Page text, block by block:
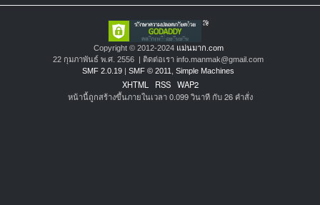
Copyright © 2012-2024 แม่นมาก.com
22 กุมภาพันธ์ พ.ศ. 2556 | ติดต่อเรา info.manmak@gmail.com
SMF 2.0.19
SMF © 2011, Simple Machines
XHTML RSS WAP2
หน้านี้ถูกสร้างขึ้นภายในเวลา 0.099 วินาที กับ 26 คำสั่ง